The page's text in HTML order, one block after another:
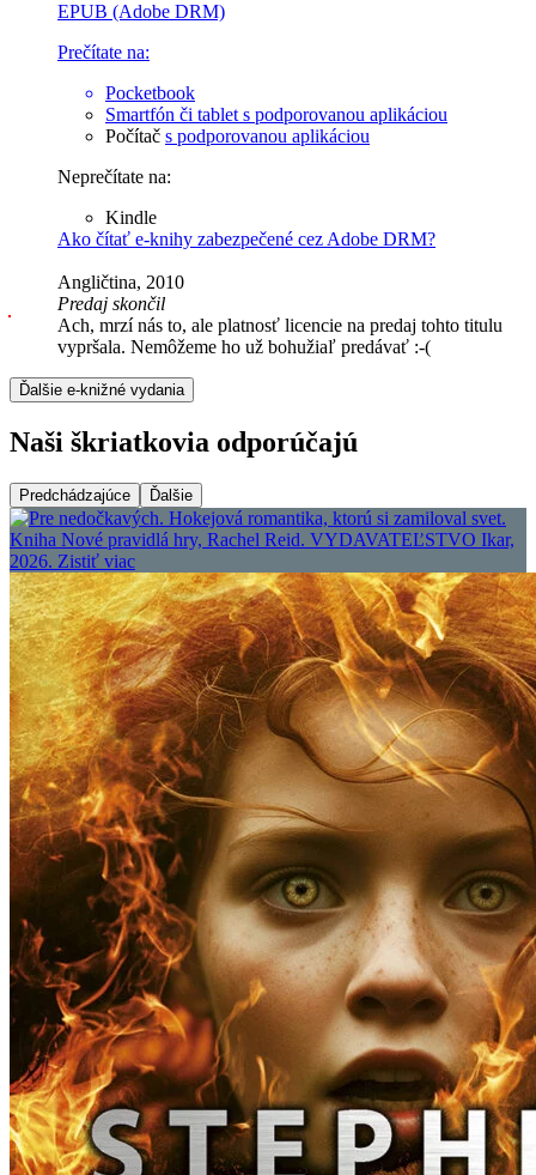
EPUB (Adobe DRM)
Prečítate na:
Pocketbook
Smartfón či tablet s podporovanou aplikáciou
Počítač s podporovanou aplikáciou
Neprečítate na:
Kindle
Ako čítať e-knihy zabezpečené cez Adobe DRM?
Angličtina, 2010
Predaj skončil
Ach, mrzí nás to, ale platnosť licencie na predaj tohto titulu
vypršala. Nemôžeme ho už bohužiaľ predávať :-(
Ďalšie e-knižné vydania
Naši škriatkovia odporúčajú
Predchádzajúce Ďalšie